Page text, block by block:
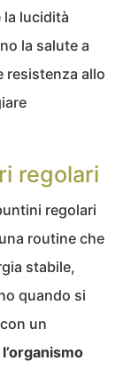
la lucidità
la salute a
resistenza allo
regolari
regolari
routine che
stabile,
quando si
un
l’organismo